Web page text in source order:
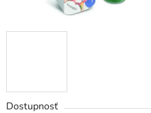
Dostupnosť